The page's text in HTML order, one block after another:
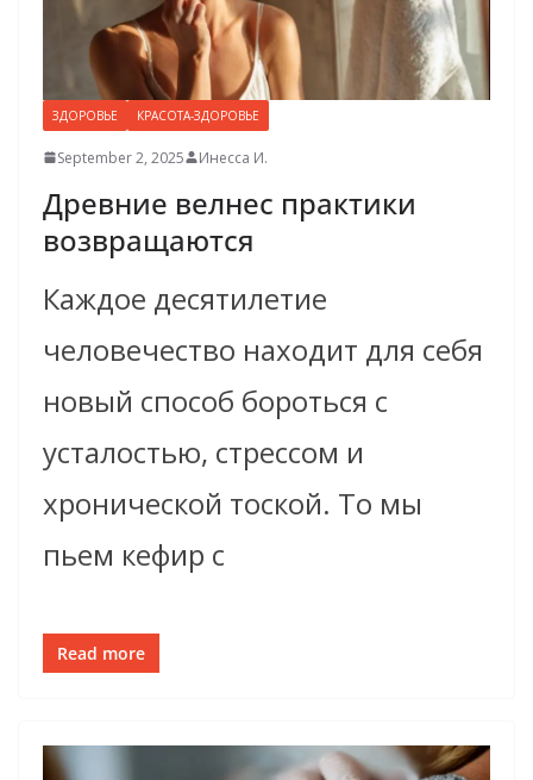
ЗДОРОВЬЕ КРАСОТА-ЗДОРОВЬЕ
September 2, 2025 Инесса И.
Древние велнес практики
возвращаются
Каждое десятилетие
человечество находит для себя
новый способ бороться с
усталостью, стрессом и
хронической тоской. То мы
пьем кефир с
Read more